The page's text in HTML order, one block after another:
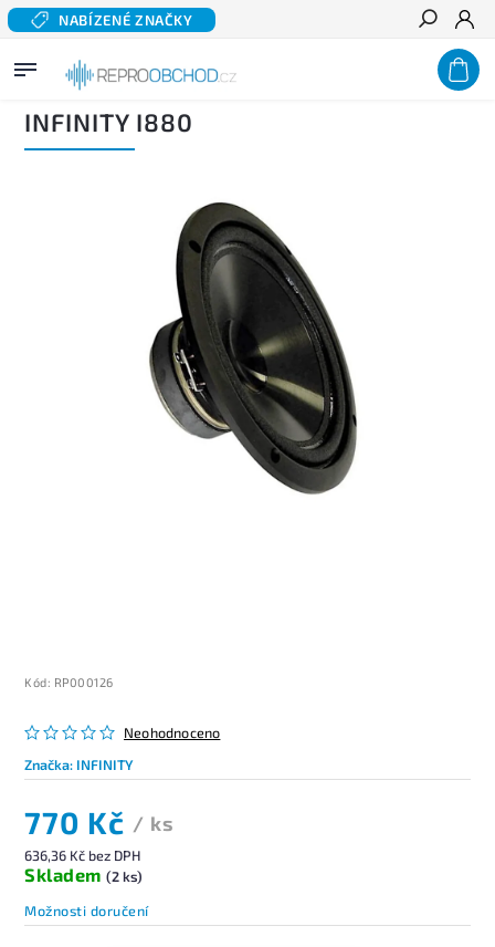
NABÍZENÉ ZNAČKY
Hledat
Domů/ Domácí audio/Komponentní reproduktory hi-fi
Basové a středobasové
reproduktory/INFINITY I880
INFINITY I880
Kód: RP000126
Neohodnoceno
Značka: INFINITY
770 Kč / ks
636,36 Kč bez DPH
Skladem (2 ks)
Možnosti doručení